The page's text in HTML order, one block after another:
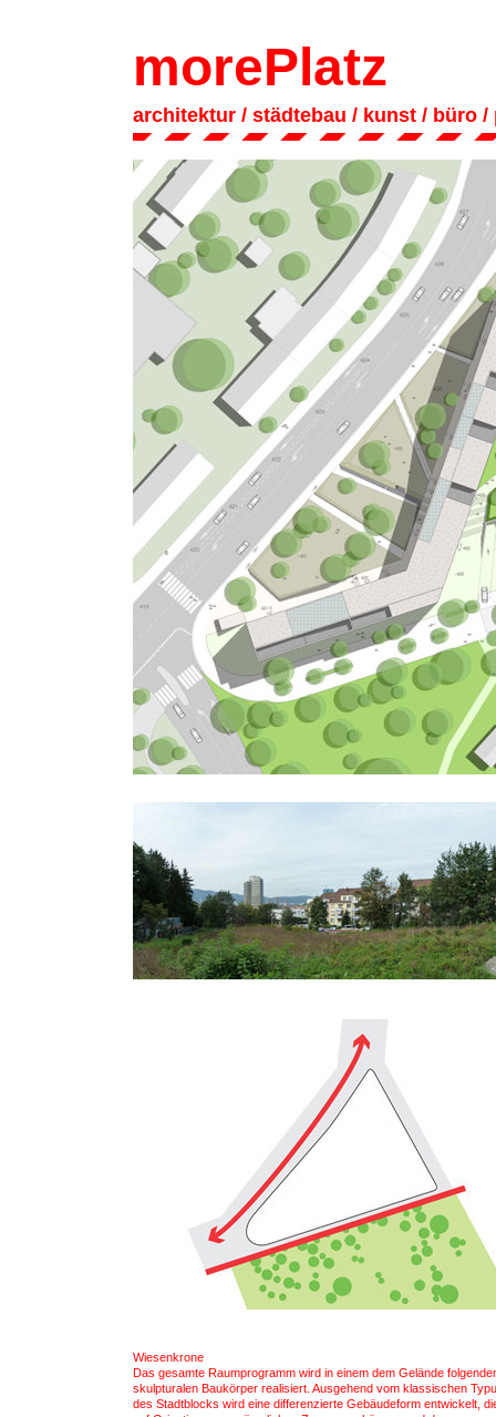
morePlatz
architektur / städtebau / kunst / büro /
Wiesenkrone
Das gesamte Raumprogramm wird in einem dem Gelände
skulpturalen Baukörper realisiert. Ausgehend vom klassischen
des Stadtblocks wird eine differenzierte Gebäudeform entwickelt,